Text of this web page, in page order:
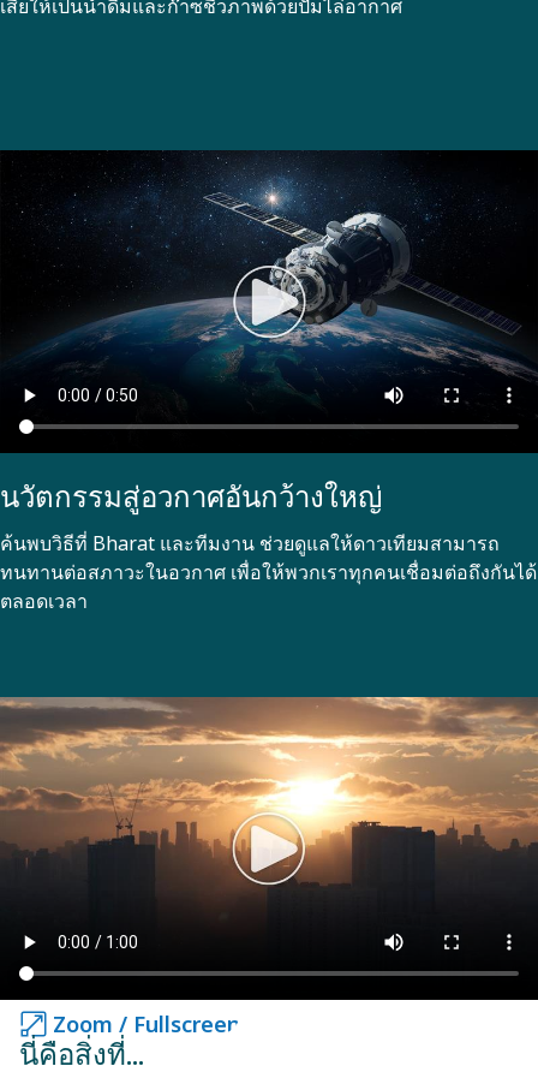
เสียให้เป็นน้ำดื่มและก๊าซชีวภาพด้วยปั๊มไล่อากาศ
นวัตกรรมสู่อวกาศอันกว้างใหญ่
ค้นพบวิธีที่ Bharat และทีมงาน ช่วยดูแลให้ดาวเทียมสามารถ
ทนทานต่อสภาวะในอวกาศ เพื่อให้พวกเราทุกคนเชื่อมต่อถึงกันได้
ตลอดเวลา
Zoom / Fullscreen
Zoom / Fullscreen
นี่คือสิ่งที่...